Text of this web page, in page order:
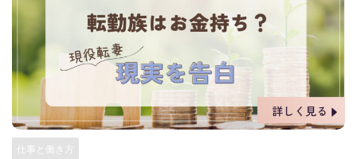
仕事と働き方